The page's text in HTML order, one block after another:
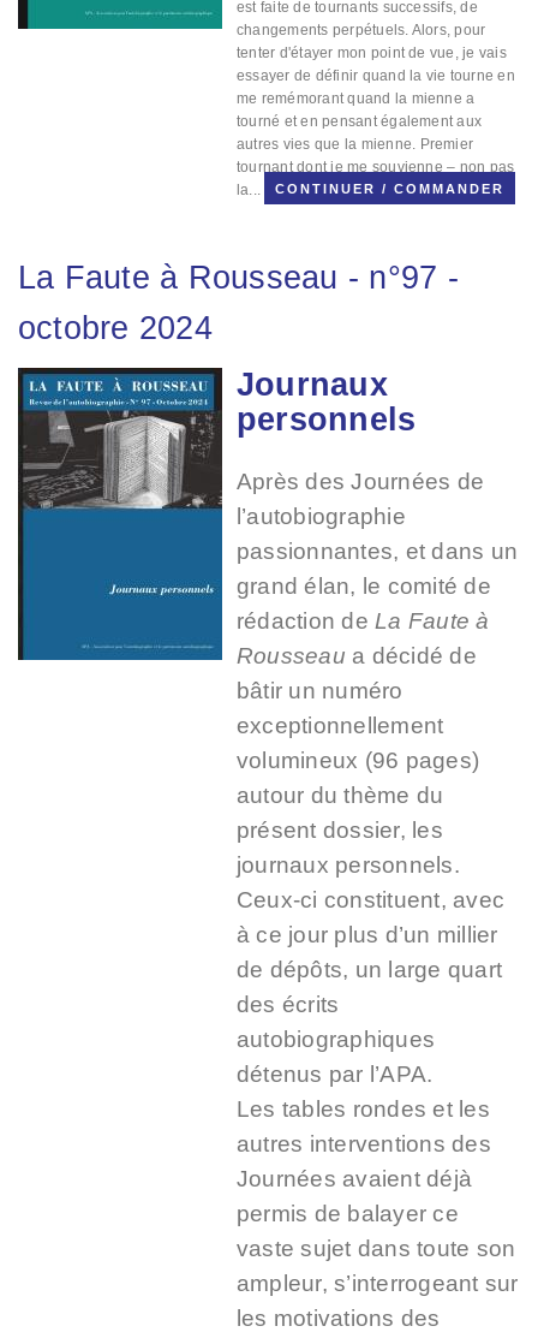
est faite de tournants successifs, de
changements perpétuels. Alors, pour
tenter d'étayer mon point de vue, je vais
essayer de définir quand la vie tourne en
me remémorant quand la mienne a
tourné et en pensant également aux
autres vies que la mienne.
Premier
tournant dont je me souvienne – non pas
la...
CONTINUER / COMMANDER
La Faute à Rousseau - n°97 -
octobre 2024
Image
Journaux
personnels
Après des Journées de
l’autobiographie
passionnantes, et dans un
grand élan, le comité de
rédaction de La Faute à
Rousseau a décidé de
bâtir un numéro
exceptionnellement
volumineux (96 pages)
autour du thème du
présent dossier, les
journaux personnels.
Ceux-ci constituent, avec
à ce jour plus d’un millier
de dépôts, un large quart
des écrits
autobiographiques
détenus par l’APA.
Les tables rondes et les
autres interventions des
Journées avaient déjà
permis de balayer ce
vaste sujet dans toute son
ampleur, s’interrogeant sur
les motivations des